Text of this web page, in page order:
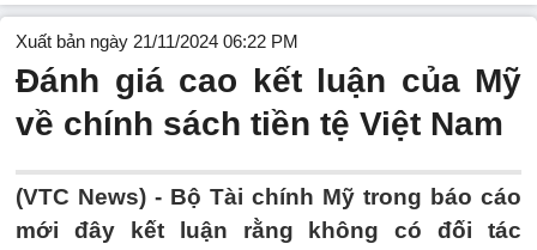
Xuất bản ngày 21/11/2024 06:22 PM
Đánh giá cao kết luận của Mỹ
về chính sách tiền tệ Việt Nam
(VTC News) - Bộ Tài chính Mỹ trong báo cáo
mới đây kết luận rằng không có đối tác